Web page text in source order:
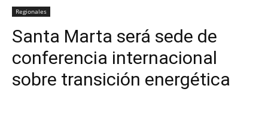
Regionales
Santa Marta será sede de
conferencia internacional
sobre transición energética